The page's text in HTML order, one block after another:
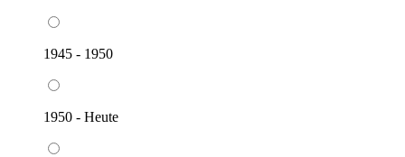
1945 - 1950
1950 - Heute